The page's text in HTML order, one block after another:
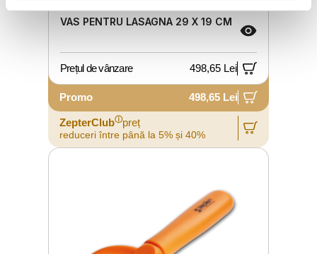
VAS PENTRU LASAGNA 29 X 19 CM
Prețul de vânzare 498,65 Lei
Promo 498,65 Lei
ZepterClubⓘpreț
reduceri între până la 5% și 40%